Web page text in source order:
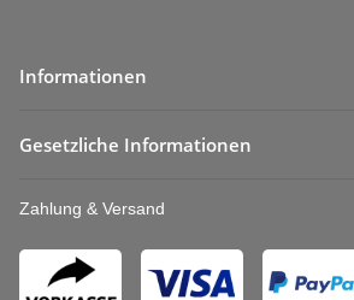
Informationen
Gesetzliche Informationen
Zahlung & Versand